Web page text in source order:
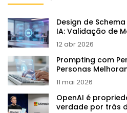
Design de
IA: Validação de
12 abr 2026
Prompting com
Personas
11 mai 2026
OpenAI é
verdade por trás